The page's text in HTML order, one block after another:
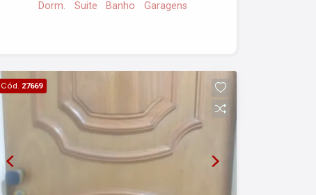
e rede de proteção - Cozinha planejada
box Condomínio com portaria
presencial, hall de entrada, elevadores,
piscinas adulto e infantil, salão de
festas e jogos e brinquedoteca.
Localizado em área nobre de São José
dos Campos. Aqui você está próximo
da Praça Ulisses Guimarães, Colégio
Dorm. Suite Banho Garagens
Cód. 27669